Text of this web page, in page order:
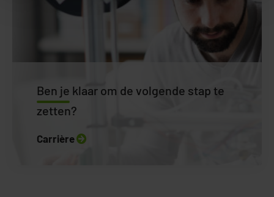
Ben je klaar om de volgende stap te
zetten?
Carrière